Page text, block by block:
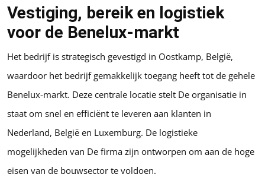
Vestiging, bereik en logistiek
voor de Benelux-markt
Het bedrijf is strategisch gevestigd in Oostkamp, België,
waardoor het bedrijf gemakkelijk toegang heeft tot de gehele
Benelux-markt. Deze centrale locatie stelt De organisatie in
staat om snel en efficiënt te leveren aan klanten in
Nederland, België en Luxemburg. De logistieke
mogelijkheden van De firma zijn ontworpen om aan de hoge
eisen van de bouwsector te voldoen.